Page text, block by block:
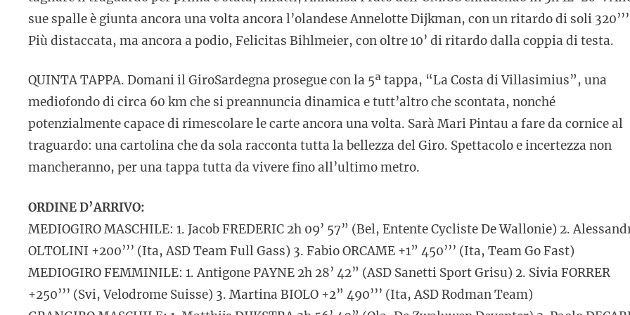
sue spalle è giunta ancora una volta ancora l’olandese Annelotte Dijkman, con un ritardo di soli
Più distaccata, ma ancora a podio, Felicitas Bihlmeier, con oltre 10’ di ritardo dalla coppia di testa.
QUINTA TAPPA. Domani il GiroSardegna prosegue con la 5ª tappa, “La Costa di Villasimius”, una
mediofondo di circa 60 km che si preannuncia dinamica e tutt’altro che scontata, nonché
potenzialmente capace di rimescolare le carte ancora una volta. Sarà Mari Pintau a fare da cornice al
traguardo: una cartolina che da sola racconta tutta la bellezza del Giro. Spettacolo e incertezza non
mancheranno, per una tappa tutta da vivere fino all’ultimo metro.
ORDINE D’ARRIVO:
MEDIOGIRO MASCHILE: 1. Jacob FREDERIC 2h 09’ 57” (Bel, Entente Cycliste De Wallonie) 2.
OLTOLINI +200’’’ (Ita, ASD Team Full Gass) 3. Fabio ORCAME +1” 450’’’ (Ita, Team Go Fast)
MEDIOGIRO FEMMINILE: 1. Antigone PAYNE 2h 28’ 42” (ASD Sanetti Sport Grisu) 2. Sivia FORRER
+250’’’ (Svi, Velodrome Suisse) 3. Martina BIOLO +2” 490’’’ (Ita, ASD Rodman Team)